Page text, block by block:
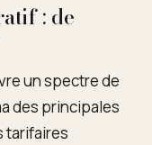
: de
un spectre de
des principales
tarifaires